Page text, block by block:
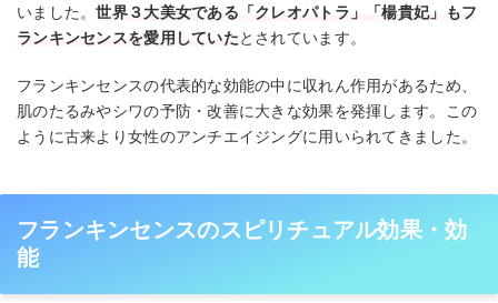
いました。世界３大美女である「クレオパトラ」「楊貴妃」もフ
ランキンセンスを愛用していたとされています。
フランキンセンスの代表的な効能の中に収れん作用があるため、
肌のたるみやシワの予防・改善に大きな効果を発揮します。この
ように古来より女性のアンチエイジングに用いられてきました。
フランキンセンスのスピリチュアル効果・効
能